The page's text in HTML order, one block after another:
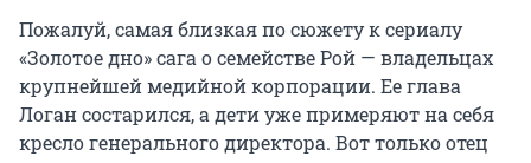
Пожалуй, самая близкая по сюжету к сериалу
«Золотое дно» сага о семействе Рой — владельцах
крупнейшей медийной корпорации. Ее глава
Логан состарился, а дети уже примеряют на себя
кресло генерального директора. Вот только отец